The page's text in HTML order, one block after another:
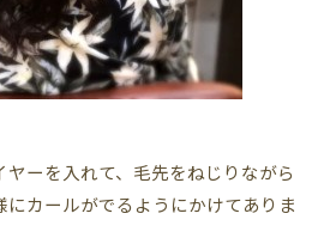
ーを入れて、毛先をねじりながら
にカールがでるようにかけてありま